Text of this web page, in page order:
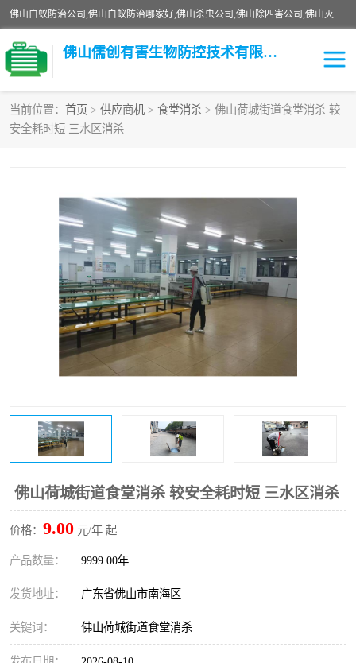
佛山白蚁防治公司,佛山白蚁防治哪家好,佛山杀虫公司,佛山除四害公司,佛山灭白蚁公司,佛山白蚁防治佛山儒创有害生物防治有限公司是一家佛山杀虫公司、佛山除四害公司、佛山灭白蚁公司、佛山白蚁防治公司，让您远离虫害困扰。要问佛山白蚁防治哪家好？佛山儒创有害生物防治有限公司全佛山、广州，正规公司，上门勘查，可靠，售后有保障。
佛山儒创有害生物防控技术有限公司
当前位置： 首页 > 供应商机 > 食堂消杀 > 佛山荷城街道食堂消杀 较
安全耗时短 三水区消杀
佛山荷城街道食堂消杀 较安全耗时短 三水区消杀
价格： 9.00 元/年 起
产品数量： 9999.00年
发货地址： 广东省佛山市南海区
关键词： 佛山荷城街道食堂消杀
白蚁消杀
除四害
校园消杀 园区消杀
害虫防治